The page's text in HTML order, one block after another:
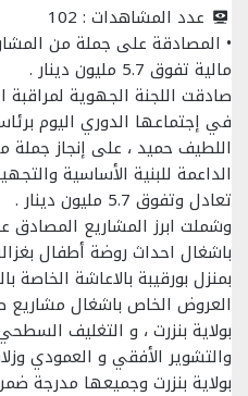
عدد المشاهدات : 102
• المصادقة على جملة من
مالية تفوق 5.7 مليون دينار .
صادقت اللجنة الجهوية لمراقبة
في إجتماعها الدوري اليوم
اللطيف حميد ، على إنجاز جملة
الداعمة للبنية الأساسية
تعادل وتفوق 5.7 مليون دينار .
وشملت ابرز المشاريع المصادق
باشغال احداث روضة أطفال
بمنزل بورقيبة بالاعاشة الخاصة
العروض الخاص باشغال مشاريع
بولاية بنزرت ، و التغليف
والتشوير الأفقي و العمودي
بولاية بنزرت وجميعها مدرجة ضمن